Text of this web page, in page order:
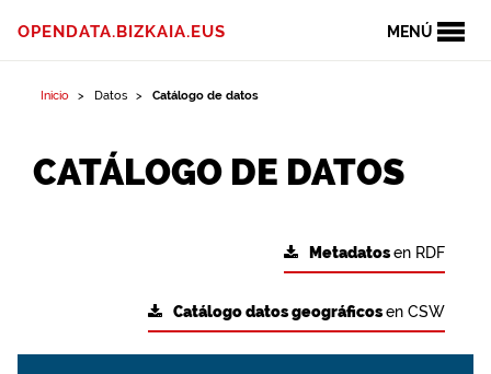
MENÚ
OPENDATA.BIZKAIA.EUS
Inicio Datos Catálogo de datos
CATÁLOGO DE DATOS
Metadatosen RDF
Catálogo datos geográficosen CSW